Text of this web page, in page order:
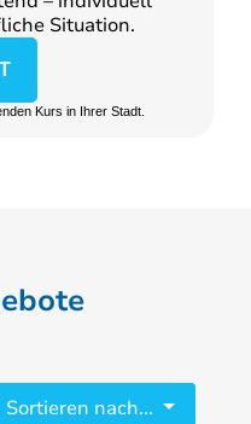
Situation.
Kurs in Ihrer Stadt.
Sortieren nach...